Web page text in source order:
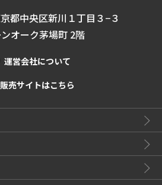
都中央区新川１丁目３−３
オーク茅場町 2階
運営会社について
販売サイトはこちら